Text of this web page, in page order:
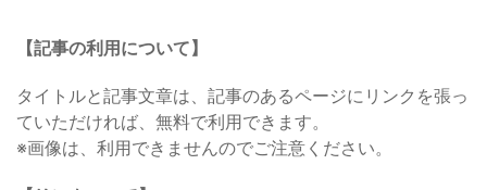
【記事の利用について】
タイトルと記事文章は、記事のあるページにリンクを張っ
ていただければ、無料で利用できます。
※画像は、利用できませんのでご注意ください。